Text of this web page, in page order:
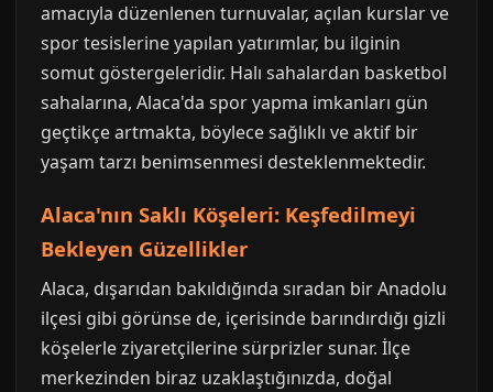
amacıyla düzenlenen turnuvalar, açılan kurslar ve
spor tesislerine yapılan yatırımlar, bu ilginin
somut göstergeleridir. Halı sahalardan basketbol
sahalarına, Alaca'da spor yapma imkanları gün
geçtikçe artmakta, böylece sağlıklı ve aktif bir
yaşam tarzı benimsenmesi desteklenmektedir.
Alaca'nın Saklı Köşeleri: Keşfedilmeyi
Bekleyen Güzellikler
Alaca, dışarıdan bakıldığında sıradan bir Anadolu
ilçesi gibi görünse de, içerisinde barındırdığı gizli
köşelerle ziyaretçilerine sürprizler sunar. İlçe
merkezinden biraz uzaklaştığınızda, doğal